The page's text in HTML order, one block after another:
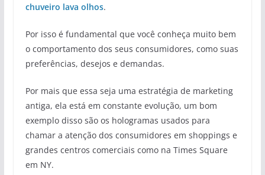
chuveiro lava olhos.
Por isso é fundamental que você conheça muito bem
o comportamento dos seus consumidores, como suas
preferências, desejos e demandas.
Por mais que essa seja uma estratégia de marketing
antiga, ela está em constante evolução, um bom
exemplo disso são os hologramas usados para
chamar a atenção dos consumidores em shoppings e
grandes centros comerciais como na Times Square
em NY.